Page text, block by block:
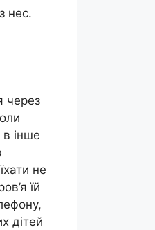
нес.
через
інше
не
їй
дітей